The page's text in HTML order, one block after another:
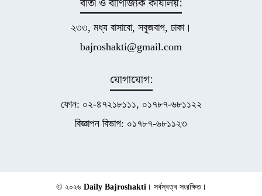
২৩৩, মধ্য বাসাবো, সবুজবাগ, ঢাকা।
bajroshakti@gmail.com
যোগাযোগ:
ফোন: ০২-৪৭২১৮১১১, ০১৭৮৭-৬৮১১২২
বিজ্ঞাপন বিভাগ: ০১৭৮৭-৬৮১১২৩
© ২০২৬ Daily Bajroshakti । সর্বস্বত্ব সংরক্ষিত।